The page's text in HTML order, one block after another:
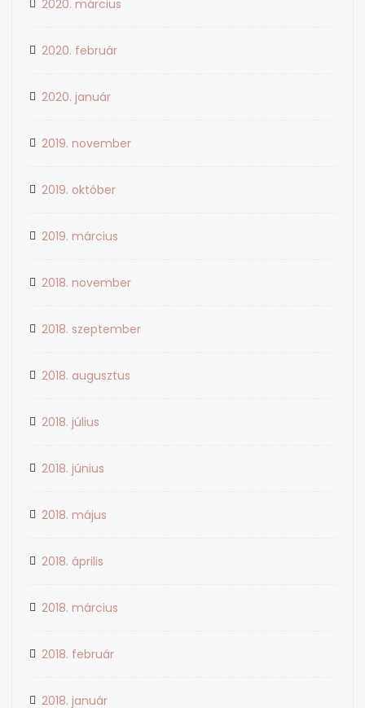
2020. március
2020. február
2020. január
2019. november
2019. október
2019. március
2018. november
2018. szeptember
2018. augusztus
2018. július
2018. június
2018. május
2018. április
2018. március
2018. február
2018. január